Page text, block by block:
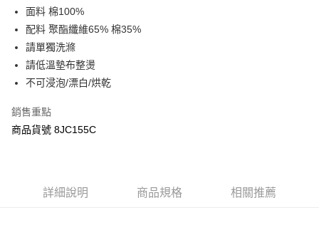
AFTEE先享後付
相關說明
【關於「AFTEE先享後付」】
AFTEE先享後付是「在收到商品之後才付款」的支付方式。 讓您購物簡單
便利好安心！
１．簡單：不需註冊會員、不需綁卡、不需儲值。
【「AFTEE先享後付」結帳流程】
ATM／網路銀行／等多元方式進行付款，方視為交易完成。
ATM付款
運送方式
宅配
每筆NT$120，滿NT$3,000(含以上)免運費
面料 棉100%
配料 聚酯纖維65% 棉35%
請單獨洗滌
請低溫墊布整燙
不可浸泡/漂白/烘乾
銷售重點
商品貨號 8JC155C
詳細說明 商品規格 相關推薦